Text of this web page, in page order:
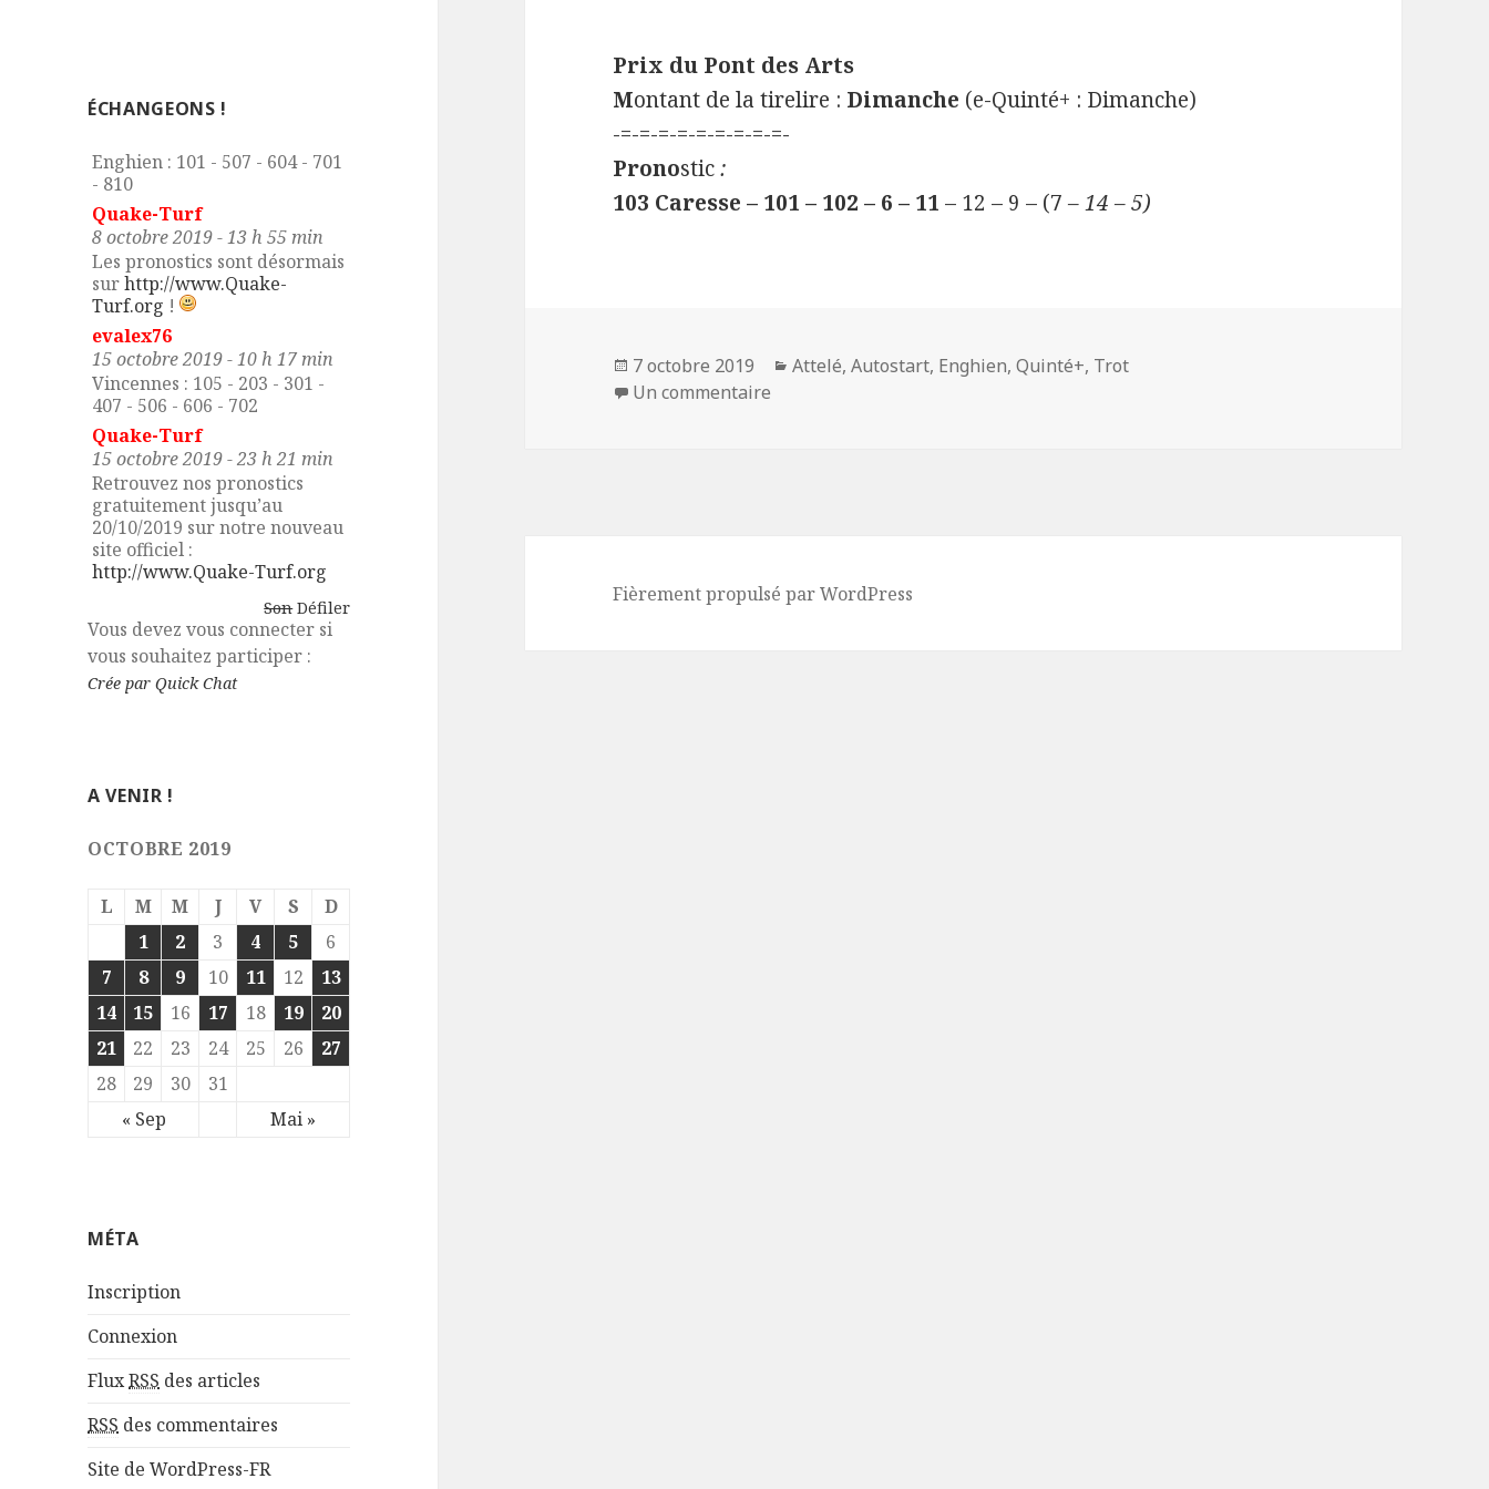
ÉCHANGEONS !
evalex76
Enghien : 101 - 507 - 604 - 701
- 810
Quake-Turf
8 octobre 2019 - 13 h 55 min
Les pronostics sont désormais
surhttp://www.Quake-
Turf.org !
evalex76
15 octobre 2019 - 10 h 17 min
Vincennes : 105 - 203 - 301 -
407 - 506 - 606 - 702
Quake-Turf
15 octobre 2019 - 23 h 21 min
Retrouvez nos pronostics
gratuitement jusqu’au
20/10/2019 sur notre nouveau
site officiel :
http://www.Quake-Turf.org
Défiler
Son
Vous devez vous connecter si
vous souhaitez participer :
Crée par Quick Chat
A VENIR !
OCTOBRE 2019
L M M J V S D
« Sep Mai »
1 2 3 4 5
6
7
8 9 10 11 12
13
14
15 16 17 18 19
20
21
22 23 24 25 26
27
28
29 30 31
MÉTA
Inscription
Connexion
FluxRSS des articles
RSS des commentaires
Site de WordPress-FR
Prix du Pont des Arts
Montant de la tirelire : Dimanche (e-Quinté+ : Dimanche)
-=-=-=-=-=-=-=-=-=-
Pronostic:
103 Caresse – 101 – 102 – 6 – 11 – 12 – 9 – (7 – 14 – 5)
Publié
le
7 octobre 2019 Catégories
Attelé,Autostart, Enghien,Quinté+, Trot
Un commentaire
Fièrement propulsé par WordPress